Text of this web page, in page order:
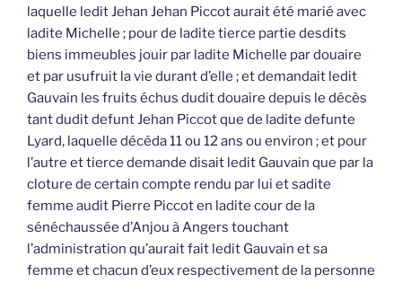
laquelle ledit Jehan Jehan Piccot aurait été marié avec
ladite Michelle ; pour de ladite tierce partie desdits
biens immeubles jouir par ladite Michelle par douaire
et par usufruit la vie durant d’elle ; et demandait ledit
Gauvain les fruits échus dudit douaire depuis le décès
tant dudit defunt Jehan Piccot que de ladite defunte
Lyard, laquelle décéda 11 ou 12 ans ou environ ; et pour
l’autre et tierce demande disait ledit Gauvain que par la
cloture de certain compte rendu par lui et sadite
femme audit Pierre Piccot en ladite cour de la
sénéchaussée d’Anjou à Angers touchant
l’administration qu’aurait fait ledit Gauvain et sa
femme et chacun d’eux respectivement de la personne